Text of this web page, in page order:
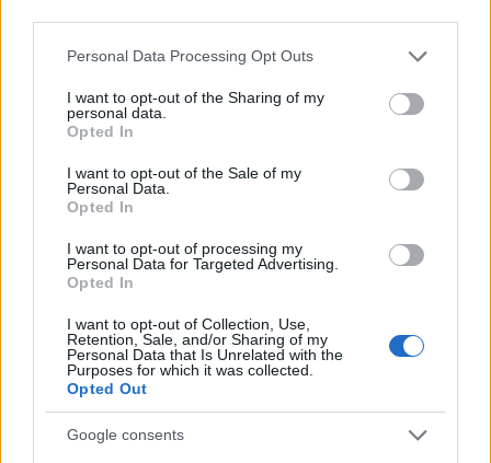
Please note that this website/app uses one or more Google
not limited to your visit or usage behaviour. You may click to
grant or deny consent to Google and its third-party tags to
use your data for below specified purposes in below Google
consent section.
Personal Data Processing Opt Outs
I want to opt-out of the Sharing of my
personal data.
Opted In
I want to opt-out of the Sale of my
Personal Data.
Opted In
I want to opt-out of processing my
Personal Data for Targeted Advertising.
Opted In
I want to opt-out of Collection, Use,
Retention, Sale, and/or Sharing of my
Personal Data that Is Unrelated with the
Purposes for which it was collected.
Opted Out
Google consents
Arden: A boszorkány éjszakája
Az északi erdő legendája 3.